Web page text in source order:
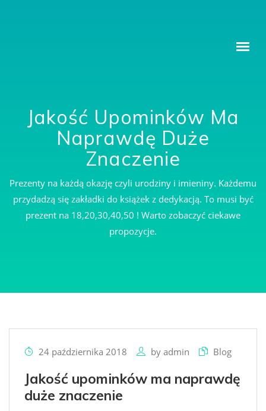
Jakość Upominków Ma
Naprawdę Duże
Znaczenie
Prezenty na każdą okazję czyli urodziny i imieniny. Każdemu
przydadzą się zakładki do książek z dedykacją. To musi być
prezent na 18,20,30,40,50 ! Warto zobaczyć ciekawe
propozycje.
24 października 2018 by admin Blog
Jakość upominków ma naprawdę
duże znaczenie